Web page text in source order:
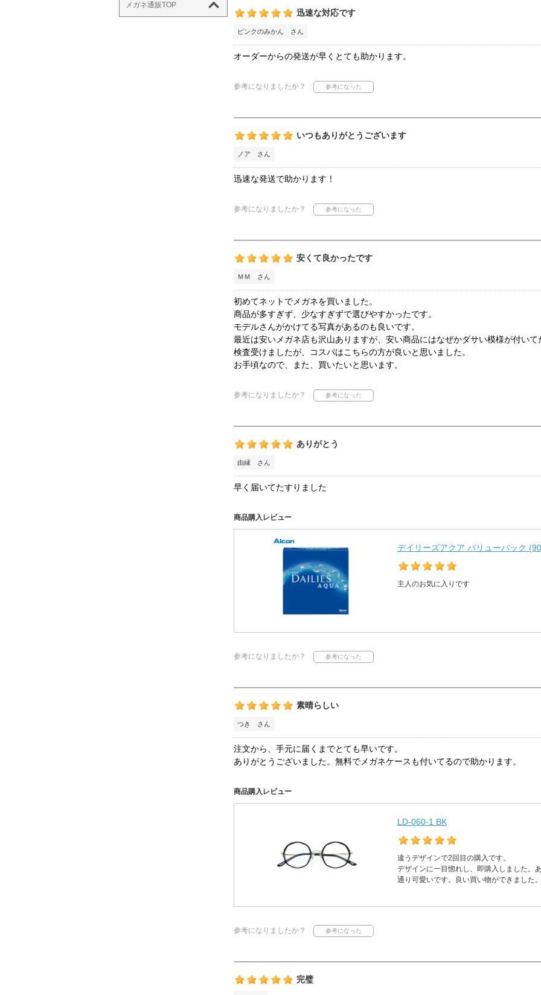
メガネ通販TOP
迅速な対応です
ピンクのみかん さん
オーダーからの発送が早くとても助かります。
参考になりましたか？
いつもありがとうございます
ノア さん
迅速な発送で助かります！
参考になりましたか？
安くて良かったです
ＭＭ さん
初めてネットでメガネを買いました。
商品が多すぎず、少なすぎずで選びやすかったです。
モデルさんがかけてる写真があるのも良いです。
最近は安いメガネ店も沢山ありますが、安い商品にはなぜかダサい模様が付い
検査受けましたが、コスパはこちらの方が良いと思いました。
お手頃なので、また、買いたいと思います。
参考になりましたか？
ありがとう
由縁 さん
早く届いてたすりました
商品購入レビュー
デイリーズアクア バリューパック
主人のお気に入りです
参考になりましたか？
素晴らしい
つき さん
注文から、手元に届くまでとても早いです。
ありがとうございました。無料でメガネケースも付いてるので助かります。
商品購入レビュー
LD-060-1 BK
違うデザインで2回目の購入です。
デザインに一目惚れし、即購入しました。
通り可愛いです。良い買い物ができました。
参考になりましたか？
完璧